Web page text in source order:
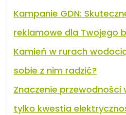
Kampanie GDN:
reklamowe dla Twojego
Kamień w rurach
sobie z nim radzić?
Znaczenie przewodności
tylko kwestia